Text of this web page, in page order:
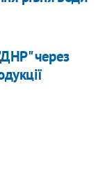
через